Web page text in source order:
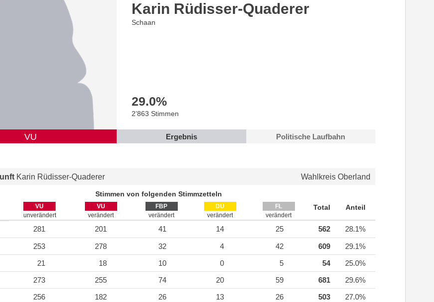
VU
Karin Rüdisser-Quaderer
Schaan
29.0%
2’863 Stimmen
Ergebnis Politische Laufbahn
Karin Rüdisser-Quaderer Wahlkreis Oberland
Stimmen von folgenden Stimmzetteln
VU
unverändert
VU
verändert
FBP
verändert
DU
verändert
FL
verändert
Total Anteil
281 201 41 14 25 562 28.1%
253 278 32 4 42 609
29.1%
21 18 10 0 5 54
25.0%
273 255 74 20 59 681
29.6%
256 182 26 13 26 503
27.0%